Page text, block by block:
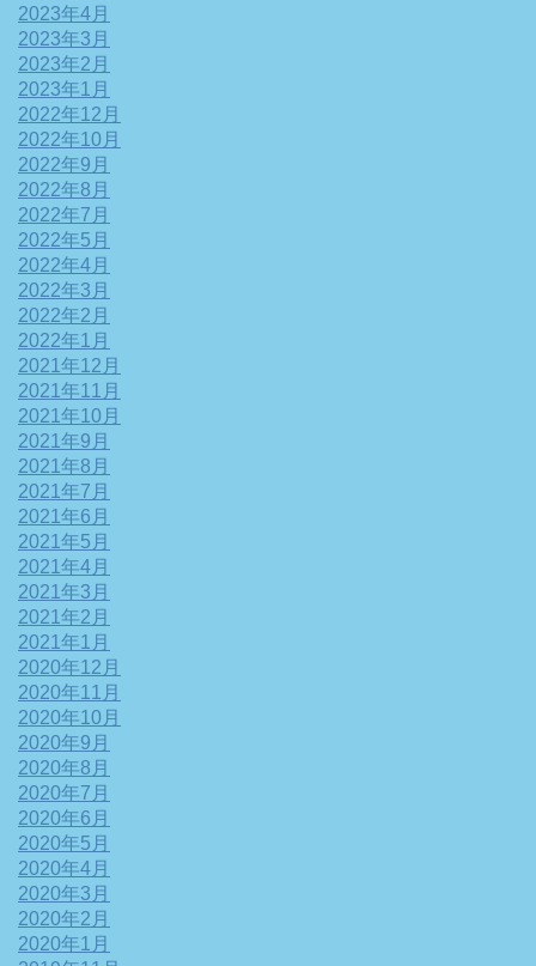
2023年4月
2023年3月
2023年2月
2023年1月
2022年12月
2022年10月
2022年9月
2022年8月
2022年7月
2022年5月
2022年4月
2022年3月
2022年2月
2022年1月
2021年12月
2021年11月
2021年10月
2021年9月
2021年8月
2021年7月
2021年6月
2021年5月
2021年4月
2021年3月
2021年2月
2021年1月
2020年12月
2020年11月
2020年10月
2020年9月
2020年8月
2020年7月
2020年6月
2020年5月
2020年4月
2020年3月
2020年2月
2020年1月